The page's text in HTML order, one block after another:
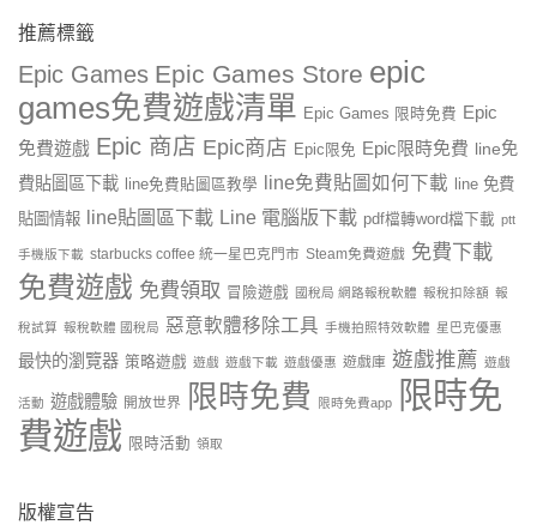
推薦標籤
Epic Games Epic Games Store epic
games免費遊戲清單 Epic Games 限時免費 Epic
免費遊戲 Epic 商店 Epic商店 Epic限免 Epic限時免費 line免
費貼圖區下載
line免費貼圖區教學 line免費貼圖如何下載
line 免費
貼圖情報
line貼圖區下載 Line 電腦版下載 pdf檔轉word檔下載 ptt
手機版下載 starbucks coffee 統一星巴克門市 Steam免費遊戲 免費下載
免費遊戲 免費領取 冒險遊戲 國稅局 網路報稅軟體 報稅扣除額 報
稅試算 報稅軟體 國稅局 惡意軟體移除工具 手機拍照特效軟體 星巴克優惠
最快的瀏覽器 策略遊戲 遊戲 遊戲下載 遊戲優惠 遊戲庫 遊戲推薦 遊戲
活動 遊戲體驗 開放世界 限時免費 限時免費app
限時免
費遊戲 限時活動 領取
版權宣告